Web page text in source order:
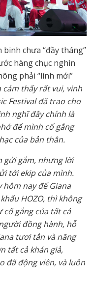
chưa “đầy tháng”
hàng chục nghìn
phải “lính mới”
cảm thấy rất vui, vinh
Festival đã trao cho
nghĩ đây chính là
để mình cố gắng
của bản thân.
gửi gắm, nhưng lời
tới ekip của mình.
nay để Giana
HOZO, thì không
cố gắng của tất cả
đồng hành, hỗ
tươi tắn và năng
tất cả khán giả,
đã động viên, và luôn